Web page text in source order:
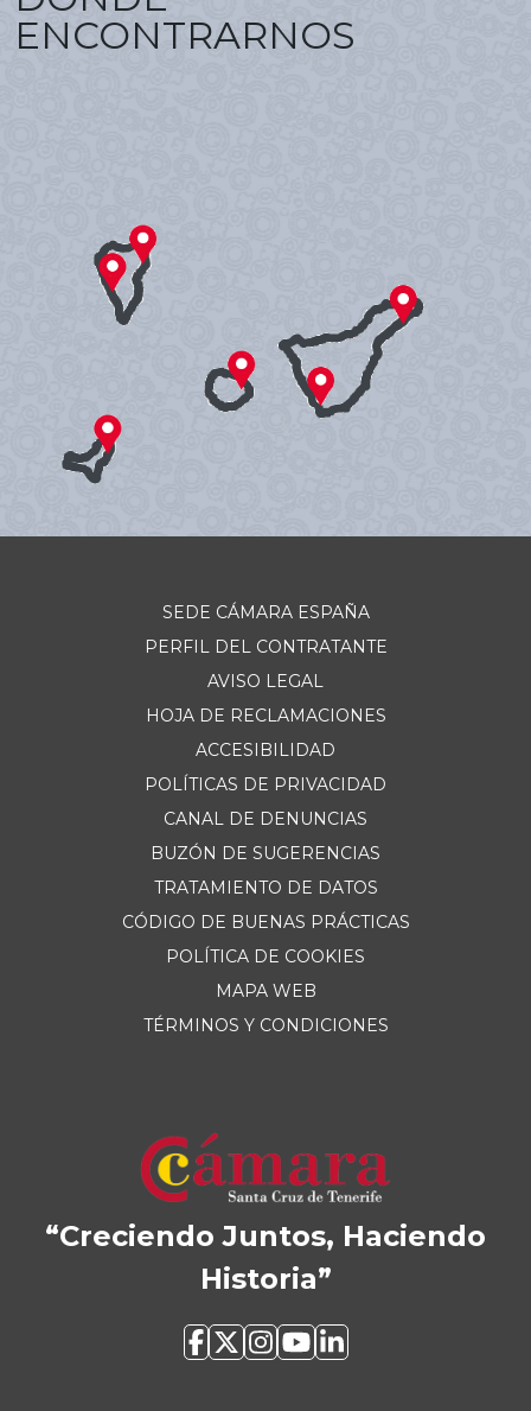
ENCONTRARNOS
SEDE CÁMARA ESPAÑA
PERFIL DEL CONTRATANTE
AVISO LEGAL
HOJA DE RECLAMACIONES
ACCESIBILIDAD
POLÍTICAS DE PRIVACIDAD
CANAL DE DENUNCIAS
BUZÓN DE SUGERENCIAS
TRATAMIENTO DE DATOS
CÓDIGO DE BUENAS PRÁCTICAS
POLÍTICA DE COOKIES
MAPA WEB
TÉRMINOS Y CONDICIONES
“Creciendo Juntos, Haciendo
Historia”